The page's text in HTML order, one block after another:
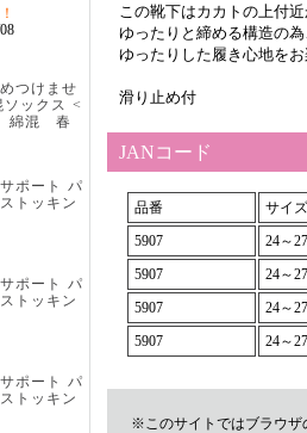
つけませ
ソックス <
綿混 春
ポート パ
トッキン
ポート パ
トッキン
ポート パ
トッキン
この靴下はカカトの上付
ゆったりと締める構造の
ゆったりした履き心地をお
滑り止め付
JANコード
品番 サイズ
5907
24～
5907
24～
5907
24～
5907
24～
※このサイトではブラウザ